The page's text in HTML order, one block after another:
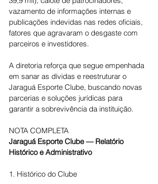
vazamento de informações internas e
publicações indevidas nas redes oficiais,
fatores que agravaram o desgaste com
parceiros e investidores.
A diretoria reforça que segue empenhada
em sanar as dívidas e reestruturar o
Jaraguá Esporte Clube, buscando novas
parcerias e soluções jurídicas para
garantir a sobrevivência da instituição.
NOTA COMPLETA
Jaraguá Esporte Clube — Relatório
Histórico e Administrativo
1. Histórico do Clube